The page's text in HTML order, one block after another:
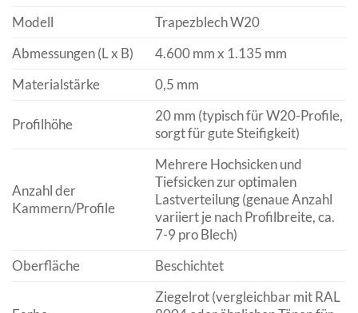
Modell
Trapezblech W20
Abmessungen (L x B)
4.600 mm x 1.135 mm
Materialstärke
0,5 mm
Profilhöhe
20 mm (typisch für W20-Profile,
sorgt für gute Steifigkeit)
Anzahl der
Kammern/Profile
Mehrere Hochsicken und
Tiefsicken zur optimalen
Lastverteilung (genaue Anzahl
variiert je nach Profilbreite, ca.
7-9 pro Blech)
Oberfläche
Beschichtet
Ziegelrot (vergleichbar mit RAL